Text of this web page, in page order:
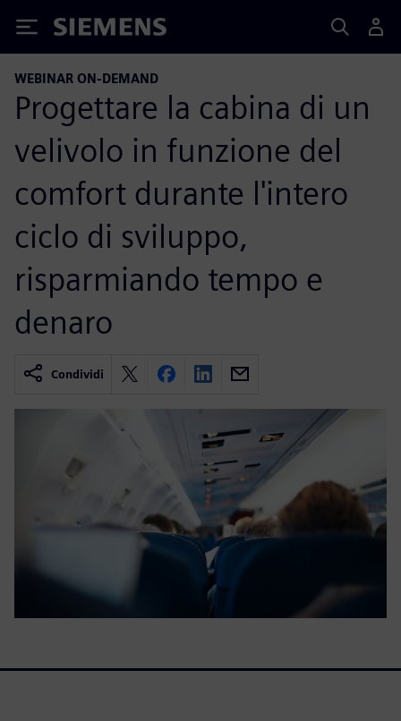
Siemens
WEBINAR ON-DEMAND
Progettare la cabina di un
velivolo in funzione del
comfort durante l'intero
ciclo di sviluppo,
risparmiando tempo e
denaro
Condividi